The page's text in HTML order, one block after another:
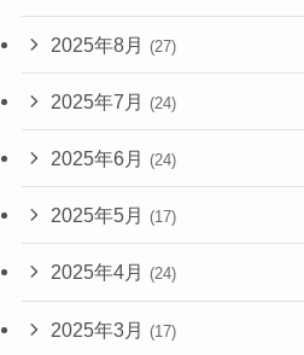
2025年8月 (27)
2025年7月 (24)
2025年6月 (24)
2025年5月 (17)
2025年4月 (24)
2025年3月 (17)